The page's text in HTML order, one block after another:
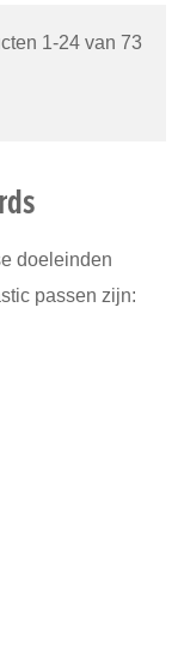
1-24 van 73
sorteren
doeleinden
passen zijn: